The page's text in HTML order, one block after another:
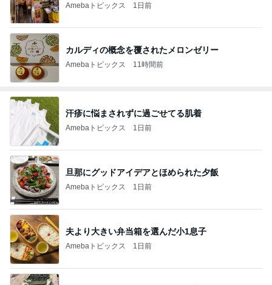
Amebaトピックス 1日前
カルディの概念を覆されたメロンゼリー
Amebaトピックス 11時間前
汗疹に悩まされずに過ごせてる肌着
Amebaトピックス 1日前
旦那にグッドアイデアとほめられた夕飯
Amebaトピックス 1日前
夫より大きい弁当箱を選んだ小1息子
Amebaトピックス 1日前